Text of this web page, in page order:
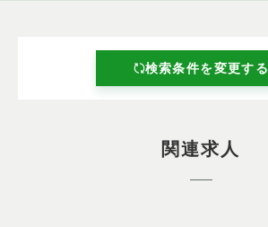
検索条件を変更する
関連求人